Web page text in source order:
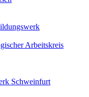
Arbeitskreis
Schweinfurt